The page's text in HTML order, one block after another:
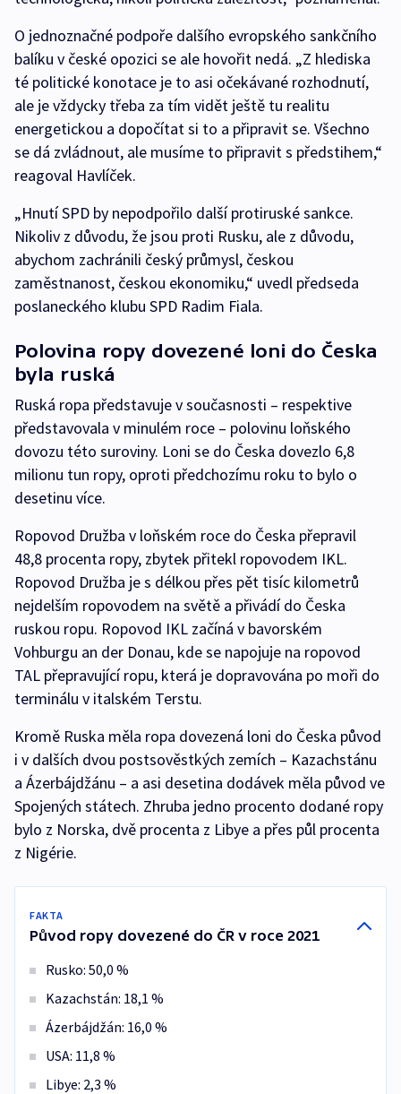
O jednoznačné podpoře dalšího evropského sankčního
balíku v české opozici se ale hovořit nedá. „Z hlediska
té politické konotace je to asi očekávané rozhodnutí,
ale je vždycky třeba za tím vidět ještě tu realitu
energetickou a dopočítat si to a připravit se. Všechno
se dá zvládnout, ale musíme to připravit s předstihem,“
reagoval Havlíček.
„Hnutí SPD by nepodpořilo další protiruské sankce.
Nikoliv z důvodu, že jsou proti Rusku, ale z důvodu,
abychom zachránili český průmysl, českou
zaměstnanost, českou ekonomiku,“ uvedl předseda
poslaneckého klubu SPD Radim Fiala.
Polovina ropy dovezené loni do Česka
byla ruská
Ruská ropa představuje v současnosti – respektive
představovala v minulém roce – polovinu loňského
dovozu této suroviny. Loni se do Česka dovezlo 6,8
milionu tun ropy, oproti předchozímu roku to bylo o
desetinu více.
Ropovod Družba v loňském roce do Česka přepravil
48,8 procenta ropy, zbytek přitekl ropovodem IKL.
Ropovod Družba je s délkou přes pět tisíc kilometrů
nejdelším ropovodem na světě a přivádí do Česka
ruskou ropu. Ropovod IKL začíná v bavorském
Vohburgu an der Donau, kde se napojuje na ropovod
TAL přepravující ropu, která je dopravována po moři do
terminálu v italském Terstu.
Kromě Ruska měla ropa dovezená loni do Česka původ
i v dalších dvou postsověstkých zemích – Kazachstánu
a Ázerbájdžánu – a asi desetina dodávek měla původ ve
Spojených státech. Zhruba jedno procento dodané ropy
bylo z Norska, dvě procenta z Libye a přes půl procenta
z Nigérie.
FAKTA
Původ ropy dovezené do ČR v roce 2021
Rusko: 50,0 %
Kazachstán: 18,1 %
Ázerbájdžán: 16,0 %
USA: 11,8 %
Libye: 2,3 %